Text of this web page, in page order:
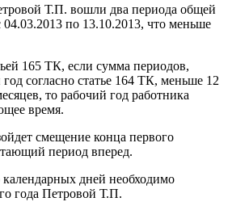
Т.П. вошли два периода общей
по 13.10.2013, что меньше
165 ТК, если сумма периодов,
согласно статье 164 ТК, меньше 12
то рабочий год работника
время.
смещение конца первого
период вперед.
дней необходимо
года Петровой Т.П.